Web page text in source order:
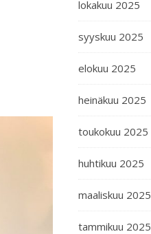
lokakuu 2025
syyskuu 2025
elokuu 2025
heinäkuu 2025
toukokuu 2025
huhtikuu 2025
maaliskuu 2025
tammikuu 2025